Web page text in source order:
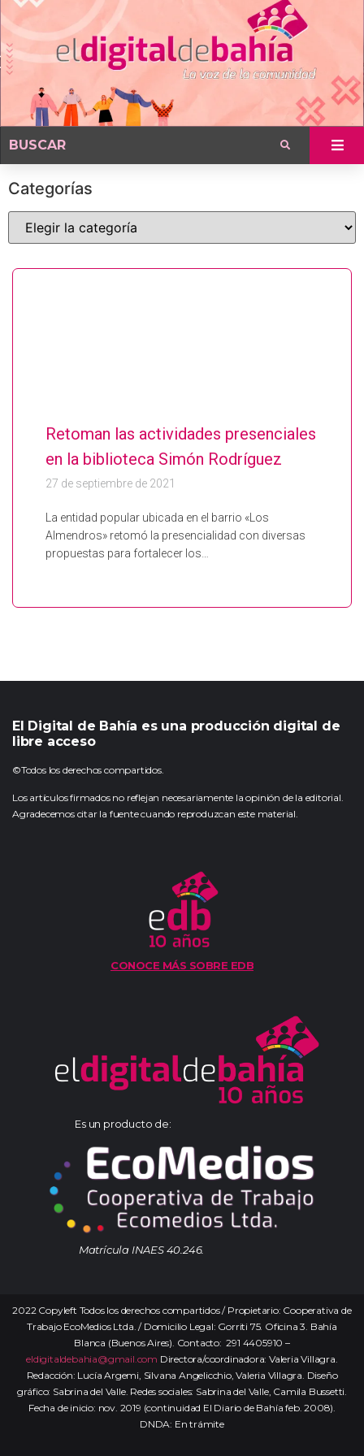
Categorías
Retoman las actividades presenciales
en la biblioteca Simón Rodríguez
27 de septiembre de 2021
La entidad popular ubicada en el barrio «Los
Almendros» retomó la presencialidad con diversas
propuestas para fortalecer los…
El Digital de Bahía es una producción digital de
libre acceso
©Todos los derechos compartidos.
Los artículos firmados no reflejan necesariamente la opinión de la editorial.
Agradecemos citar la fuente cuando reproduzcan este material.
CONOCE MÁS SOBRE EDB
Es un producto de:
Matrícula INAES 40.246.
2022 Copyleft Todos los derechos compartidos / Propietario: Cooperativa de
Trabajo EcoMedios Ltda. / Domicilio Legal: Gorriti 75. Oficina 3. Bahía
Blanca (Buenos Aires). Contacto: 291 4405910 –
eldigitaldebahia@gmail.com Directora/coordinadora: Valeria Villagra.
Redacción: Lucía Argemi, Silvana Angelicchio, Valeria Villagra. Diseño
gráfico: Sabrina del Valle. Redes sociales: Sabrina del Valle, Camila Bussetti.
Fecha de inicio: nov. 2019 (continuidad El Diario de Bahía feb. 2008).
DNDA: En trámite